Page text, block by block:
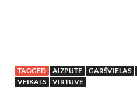
TAGGED AIZPUTE GARŠVIELAS
VEIKALS
VIRTUVE